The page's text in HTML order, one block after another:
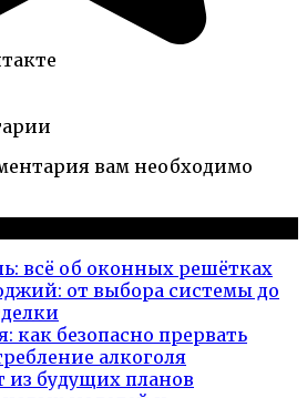
вам необходимо
всё об оконных решётках
от выбора системы до
как безопасно прервать
алкоголя
из будущих планов